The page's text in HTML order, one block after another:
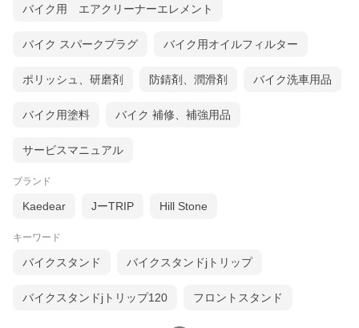
バイク用 エアクリーナーエレメント
バイク スパークプラグ バイク用オイルフィルター
ポリッシュ、研磨剤 防錆剤、潤滑剤 バイク洗車用品
バイク用塗料 バイク 補修、補強用品
サービスマニュアル
ブランド
Kaedear JーTRIP Hill Stone
キーワード
バイクスタンド バイクスタンドjトリップ
バイクスタンドjトリップ120 フロントスタンド